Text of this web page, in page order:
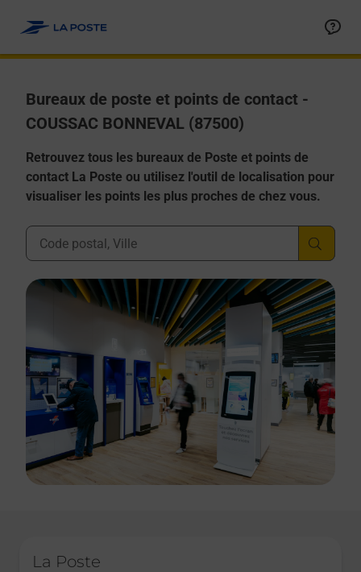
Bureaux de poste et points de contact -
COUSSAC BONNEVAL (87500)
Retrouvez tous les bureaux de Poste et points de
contact La Poste ou utilisez l'outil de localisation pour
visualiser les points les plus proches de chez vous.
Ville, Département, Code Postal
La Poste